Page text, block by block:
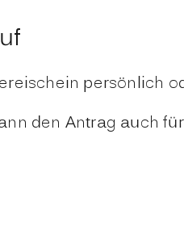
persönlich
den Antrag auch